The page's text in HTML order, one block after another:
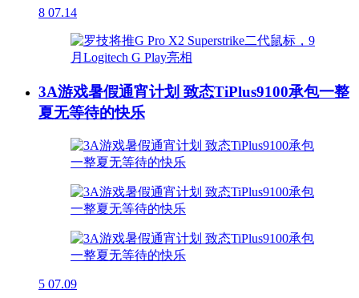
8 07.14
3A游戏暑假通宵计划 致态TiPlus9100承包一整
夏无等待的快乐
5 07.09